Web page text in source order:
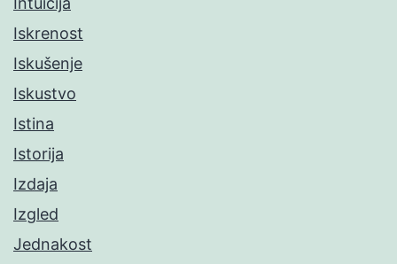
Iskrenost
Iskušenje
Iskustvo
Istina
Istorija
Izdaja
Izgled
Jednakost